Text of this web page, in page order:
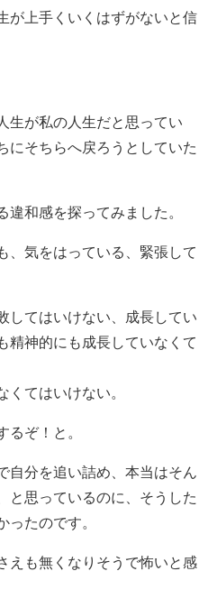
が上手くいくはずがないと信
生が私の人生だと思ってい
にそちらへ戻ろうとしていた
和感を探ってみました。
、気をはっている、緊張して
してはいけない、成長してい
精神的にも成長していなくて
くてはいけない。
るぞ！と。
自分を追い詰め、本当はそん
と思っているのに、そうした
ったのです。
えも無くなりそうで怖いと感